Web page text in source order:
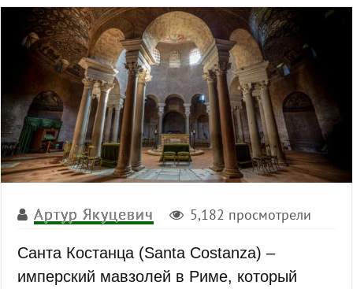
Артур Якуцевич 5,182 просмотрели
Санта Костанца (Santa Costanza) –
имперский мавзолей в Риме, который